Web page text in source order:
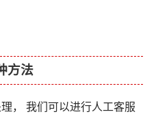
方法
， 我们可以进行人工客服